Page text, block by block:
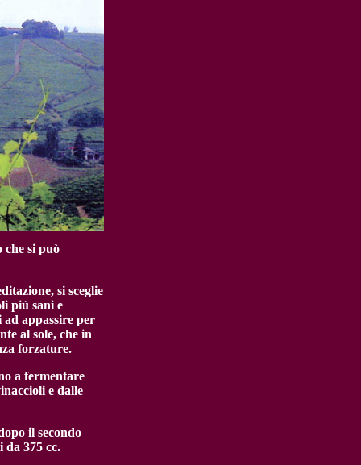
che si può
si sceglie
più sani e
ad appassire per
al sole, che in
forzature.
a fermentare
e dalle
il secondo
da 375 cc.